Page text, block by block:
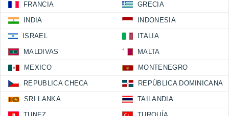
FRANCIA GRECIA
INDIA INDONESIA
ISRAEL ITALIA
MALDIVAS MALTA
MEXICO MONTENEGRO
REPUBLICA CHECA REPÚBLICA DOMINICANA
SRI LANKA TAILANDIA